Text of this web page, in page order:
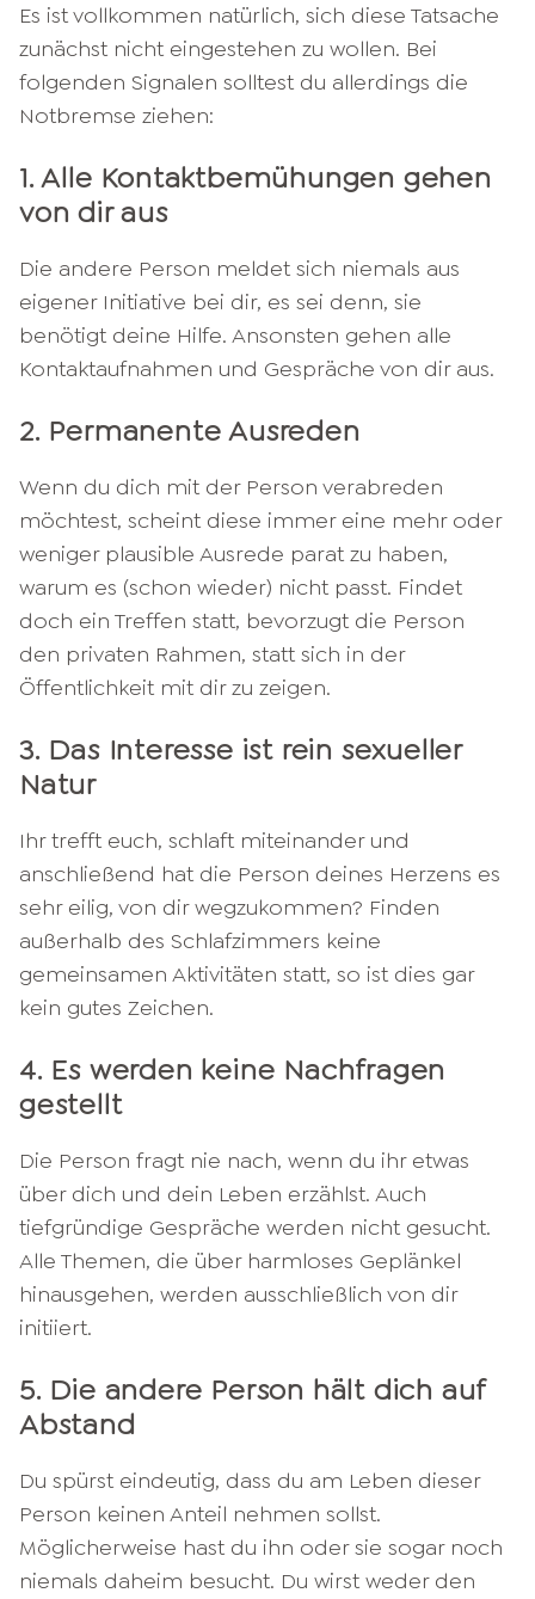
Es ist vollkommen natürlich, sich diese Tatsache
zunächst nicht eingestehen zu wollen. Bei
folgenden Signalen solltest du allerdings die
Notbremse ziehen:
1. Alle Kontaktbemühungen gehen
von dir aus
Die andere Person meldet sich niemals aus
eigener Initiative bei dir, es sei denn, sie
benötigt deine Hilfe. Ansonsten gehen alle
Kontaktaufnahmen und Gespräche von dir aus.
2. Permanente Ausreden
Wenn du dich mit der Person verabreden
möchtest, scheint diese immer eine mehr oder
weniger plausible Ausrede parat zu haben,
warum es (schon wieder) nicht passt. Findet
doch ein Treffen statt, bevorzugt die Person
den privaten Rahmen, statt sich in der
Öffentlichkeit mit dir zu zeigen.
3. Das Interesse ist rein sexueller
Natur
Ihr trefft euch, schlaft miteinander und
anschließend hat die Person deines Herzens es
sehr eilig, von dir wegzukommen? Finden
außerhalb des Schlafzimmers keine
gemeinsamen Aktivitäten statt, so ist dies gar
kein gutes Zeichen.
4. Es werden keine Nachfragen
gestellt
Die Person fragt nie nach, wenn du ihr etwas
über dich und dein Leben erzählst. Auch
tiefgründige Gespräche werden nicht gesucht.
Alle Themen, die über harmloses Geplänkel
hinausgehen, werden ausschließlich von dir
initiiert.
5. Die andere Person hält dich auf
Abstand
Du spürst eindeutig, dass du am Leben dieser
Person keinen Anteil nehmen sollst.
Möglicherweise hast du ihn oder sie sogar noch
niemals daheim besucht. Du wirst weder den